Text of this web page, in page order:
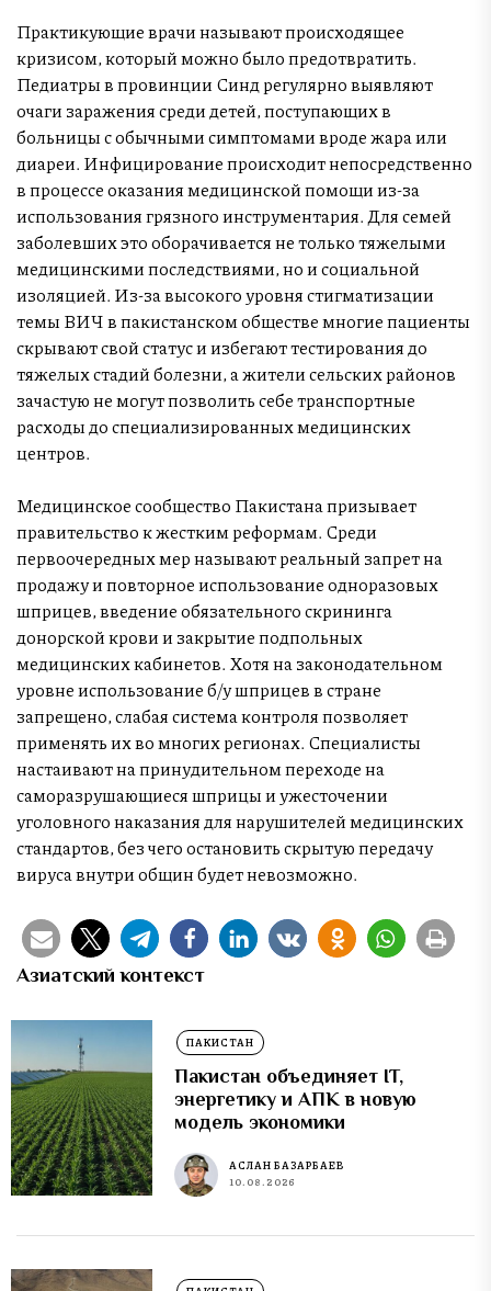
Практикующие врачи называют происходящее
кризисом, который можно было предотвратить.
Педиатры в провинции Синд регулярно выявляют
очаги заражения среди детей, поступающих в
больницы с обычными симптомами вроде жара или
диареи. Инфицирование происходит непосредственно
в процессе оказания медицинской помощи из-за
использования грязного инструментария. Для семей
заболевших это оборачивается не только тяжелыми
медицинскими последствиями, но и социальной
изоляцией. Из-за высокого уровня стигматизации
темы ВИЧ в пакистанском обществе многие пациенты
скрывают свой статус и избегают тестирования до
тяжелых стадий болезни, а жители сельских районов
зачастую не могут позволить себе транспортные
расходы до специализированных медицинских
центров.
Медицинское сообщество Пакистана призывает
правительство к жестким реформам. Среди
первоочередных мер называют реальный запрет на
продажу и повторное использование одноразовых
шприцев, введение обязательного скрининга
донорской крови и закрытие подпольных
медицинских кабинетов. Хотя на законодательном
уровне использование б/у шприцев в стране
запрещено, слабая система контроля позволяет
применять их во многих регионах. Специалисты
настаивают на принудительном переходе на
саморазрушающиеся шприцы и ужесточении
уголовного наказания для нарушителей медицинских
стандартов, без чего остановить скрытую передачу
вируса внутри общин будет невозможно.
Азиатский контекст
ПАКИСТАН
Пакистан объединяет IT,
энергетику и АПК в новую
модель экономики
АСЛАН БАЗАРБАЕВ
10.08.2026